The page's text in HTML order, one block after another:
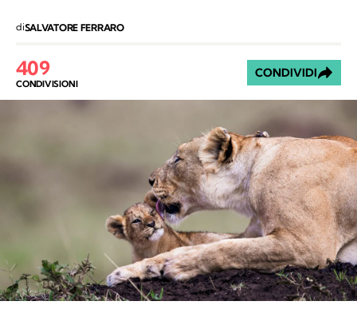
diSALVATORE FERRARO
409
CONDIVISIONI
CONDIVIDI